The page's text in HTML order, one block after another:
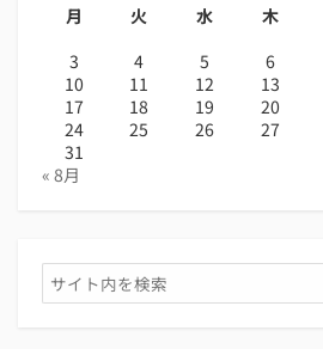
月
火 水 木
3
4 5 6
10
11 12 13
17
18 19 20
24
25 26 27
31
« 8月
検
索